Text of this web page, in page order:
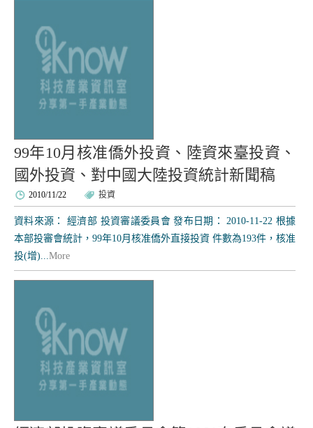
99年10月核准僑外投資、陸資來臺投資、
國外投資、對中國大陸投資統計新聞稿
2010/11/22 投資
資料來源： 經濟部 投資審議委員會 發布日期： 2010-11-22 根據
本部投審會統計，99年10月核准僑外直接投資 件數為193件，核准
投(增)...More